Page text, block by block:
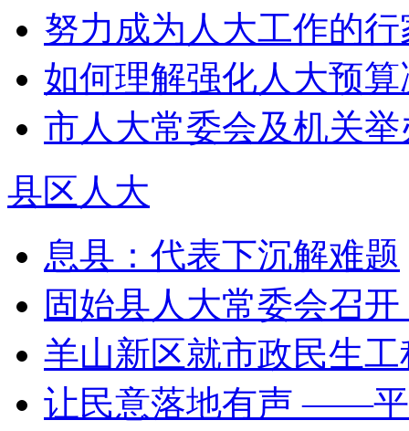
努力成为人大工作的
如何理解强化人大预
市人大常委会及机关
县区人大
息县：代表下沉解难题
固始县人大常委会召
羊山新区就市政民生
让民意落地有声 ——平